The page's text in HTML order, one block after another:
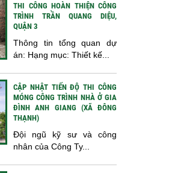
THI CÔNG HOÀN THIỆN CÔNG
TRÌNH TRẦN QUANG DIỆU,
QUẬN 3
Thông tin tổng quan dự
án: Hạng mục: Thiết kế...
CẬP NHẬT TIẾN ĐỘ THI CÔNG
MÓNG CÔNG TRÌNH NHÀ Ở GIA
ĐÌNH ANH GIANG (XÃ ĐÔNG
THẠNH)
Đội ngũ kỹ sư và công
nhân của Công Ty...